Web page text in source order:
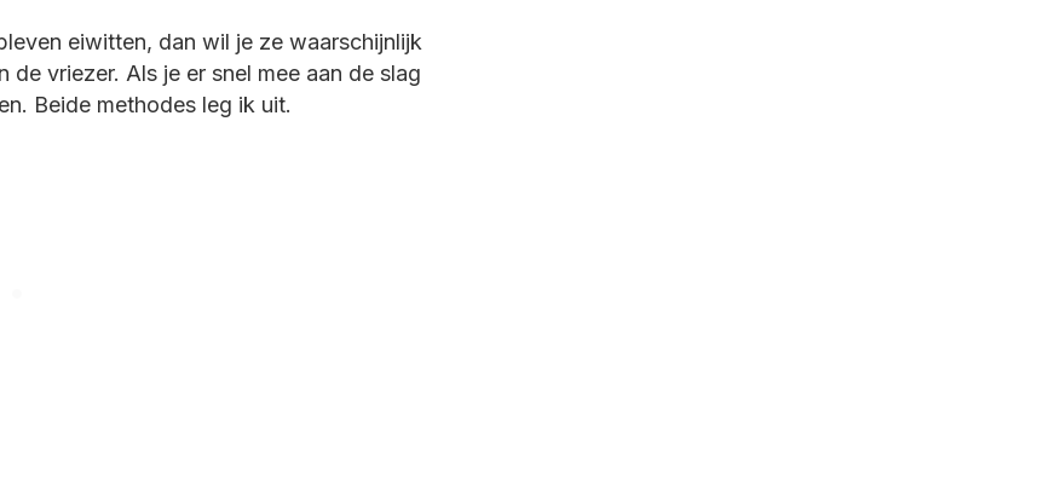
eiwitten, dan wil je ze waarschijnlijk
vriezer. Als je er snel mee aan de slag
Beide methodes leg ik uit.